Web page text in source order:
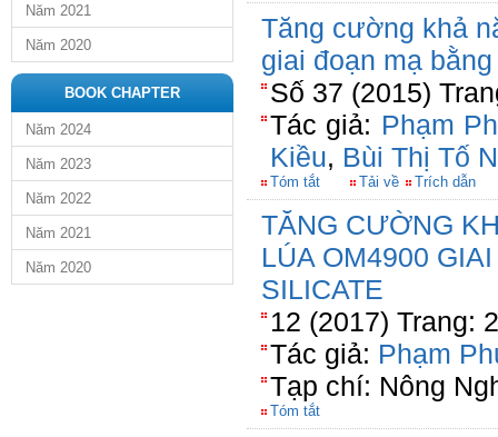
Năm 2021
Năm 2020
BOOK CHAPTER
Năm 2024
Năm 2023
Năm 2022
Năm 2021
Năm 2020
Tăng cường khả
giai đoạn mạ
Số 37 (2015)
Tác giả: Phạm
Kiều, Bùi Thị Tố
Tóm tắt Tải về Trích dẫn
TĂNG CƯỜNG
LÚA OM4900
SILICATE
12 (2017) Trang:
Tác giả: Phạm
Tạp chí: Nông
Tóm tắt